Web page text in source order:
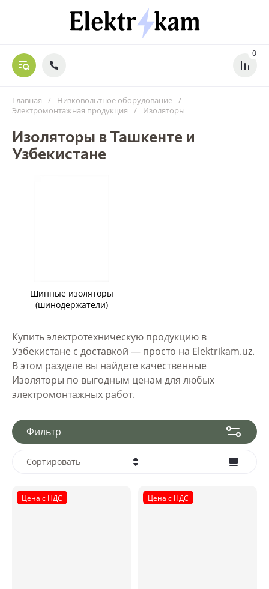
0
Главная / Низковольтное оборудование /
Электромонтажная продукция
/ Изоляторы
Изоляторы в Ташкенте и
Узбекистане
Шинные изоляторы
(шинодержатели)
Купить электротехническую продукцию в
Узбекистане с доставкой — просто на Elektrikam.uz.
В этом разделе вы найдете качественные
Изоляторы по выгодным ценам для любых
электромонтажных работ.
Фильтр
Сортировать
Цена - возрастание
Цена с НДС Цена с НДС